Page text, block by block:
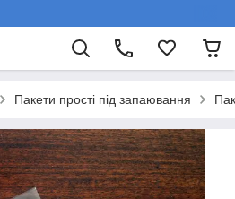
Пакети прості під запаювання